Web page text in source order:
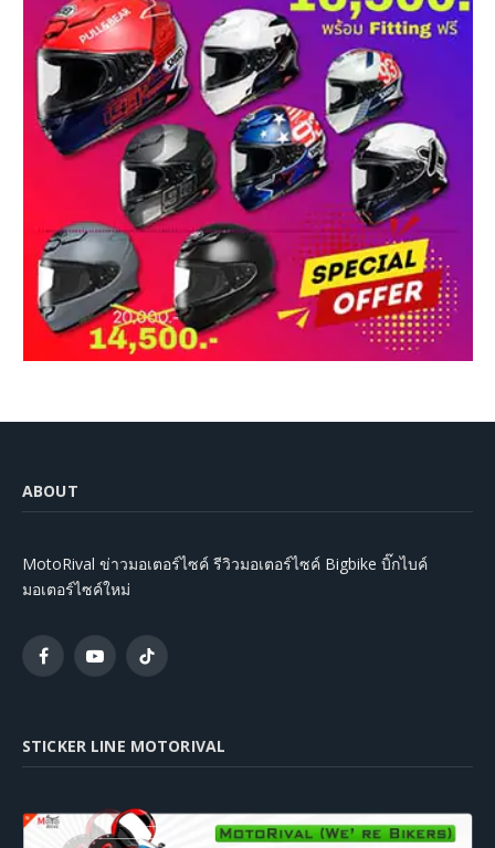
ABOUT
MotoRival ข่าวมอเตอร์ไซค์ รีวิวมอเตอร์ไซค์ Bigbike บิ๊กไบค์
มอเตอร์ไซค์ใหม่
FacebookYouTubeTikTok
STICKER LINE MOTORIVAL